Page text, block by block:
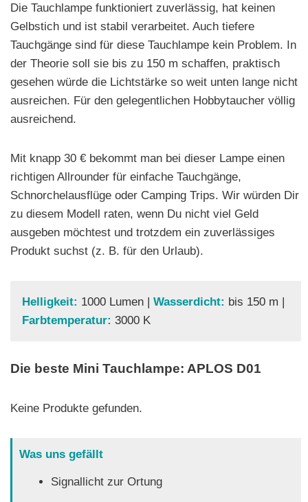
Die Tauchlampe funktioniert zuverlässig, hat keinen
Gelbstich und ist stabil verarbeitet. Auch tiefere
Tauchgänge sind für diese Tauchlampe kein Problem. In
der Theorie soll sie bis zu 150 m schaffen, praktisch
gesehen würde die Lichtstärke so weit unten lange nicht
ausreichen. Für den gelegentlichen Hobbytaucher völlig
ausreichend.
Mit knapp 30 € bekommt man bei dieser Lampe einen
richtigen Allrounder für einfache Tauchgänge,
Schnorchelausflüge oder Camping Trips. Wir würden Dir
zu diesem Modell raten, wenn Du nicht viel Geld
ausgeben möchtest und trotzdem ein zuverlässiges
Produkt suchst (z. B. für den Urlaub).
Helligkeit: 1000 Lumen | Wasserdicht: bis 150 m |
Farbtemperatur: 3000 K
Die beste Mini Tauchlampe: APLOS D01
Keine Produkte gefunden.
Was uns gefällt
Signallicht zur Ortung